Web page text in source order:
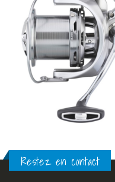
Restez en contact